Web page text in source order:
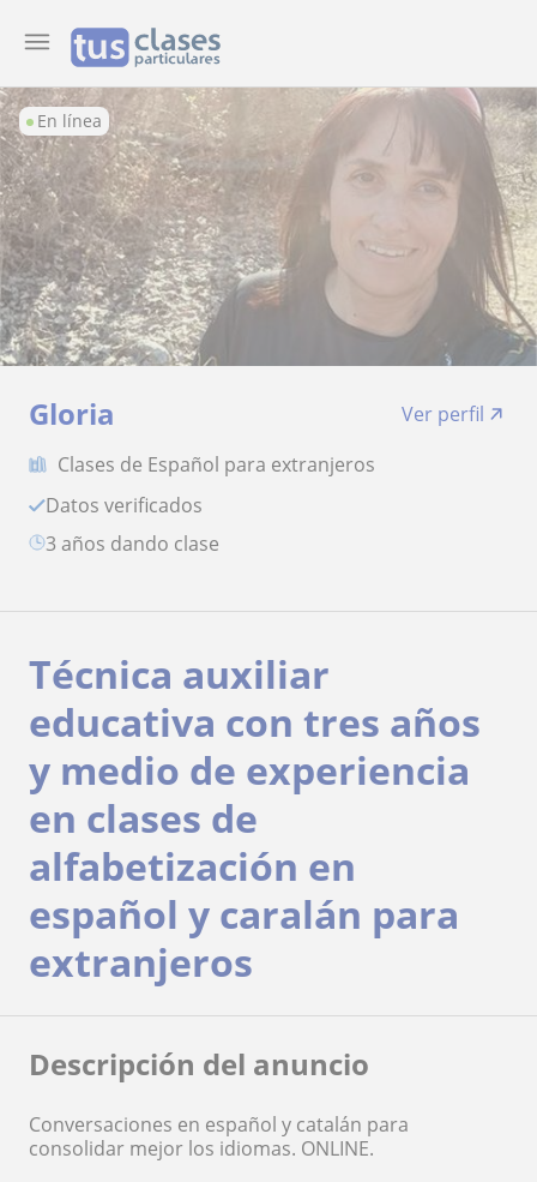
En línea
Gloria
Ver perfil
Clases de Español para extranjeros
Datos verificados
3 años dando clase
Técnica auxiliar
educativa con tres años
y medio de experiencia
en clases de
alfabetización en
español y caralán para
extranjeros
Descripción del anuncio
Conversaciones en español y catalán para
consolidar mejor los idiomas. ONLINE.